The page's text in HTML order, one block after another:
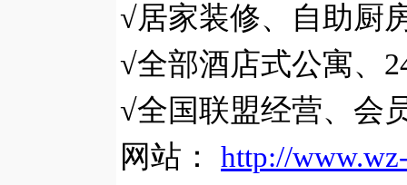
√居家装修、自助厨
√全部酒店式公寓、
√全国联盟经营、会
网站： http://